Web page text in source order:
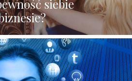
siebie